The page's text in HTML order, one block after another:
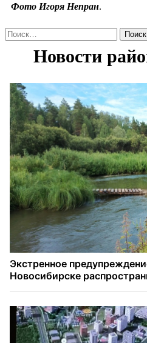
Фото Игоря Непран.
Найти: